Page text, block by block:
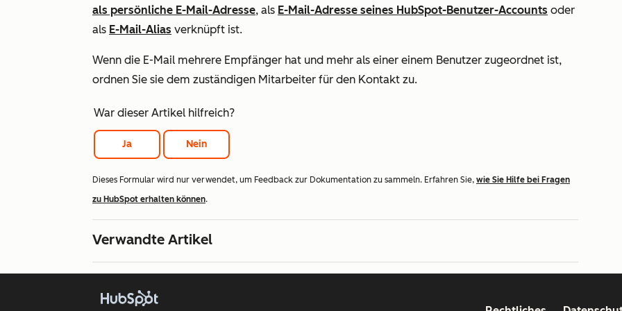
als persönliche E-Mail-Adresse, als E-Mail-Adresse seines HubSpot-Benutzer-Accounts oder
als E-Mail-Alias verknüpft ist.
Wenn die E-Mail mehrere Empfänger hat und mehr als einer einem Benutzer zugeordnet ist,
ordnen Sie sie dem zuständigen Mitarbeiter für den Kontakt zu.
War dieser Artikel hilfreich?
Ja Nein
Dieses Formular wird nur verwendet, um Feedback zur Dokumentation zu sammeln. Erfahren Sie, wie Sie Hilfe bei Fragen
zu HubSpot erhalten können.
Verwandte Artikel